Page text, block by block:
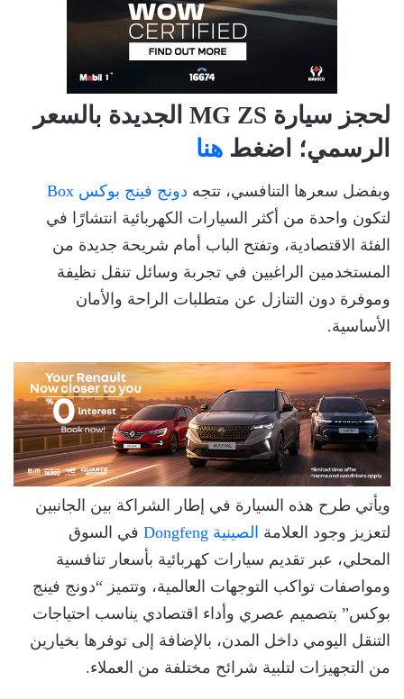
لحجز سيارة MG ZS الجديدة بالسعر
الرسمي؛ اضغط هنا
وبفضل سعرها التنافسي، تتجه دونج فينج بوكس Box
لتكون واحدة من أكثر السيارات الكهربائية انتشارًا في
الفئة الاقتصادية، وتفتح الباب أمام شريحة جديدة من
المستخدمين الراغبين في تجربة وسائل تنقل نظيفة
وموفرة دون التنازل عن متطلبات الراحة والأمان
الأساسية.
ويأتي طرح هذه السيارة في إطار الشراكة بين الجانبين
لتعزيز وجود العلامة الصينية Dongfeng
في السوق
المحلي، عبر تقديم سيارات كهربائية بأسعار تنافسية
ومواصفات تواكب التوجهات العالمية، وتتميز “دونج فينج
بوكس” بتصميم عصري وأداء اقتصادي يناسب احتياجات
التنقل اليومي داخل المدن، بالإضافة إلى توفرها بخيارين
من التجهيزات لتلبية شرائح مختلفة من العملاء.